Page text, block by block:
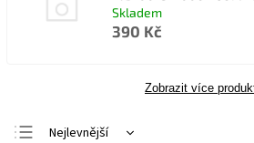
Skladem
390 Kč
Zobrazit více
Nejlevnější